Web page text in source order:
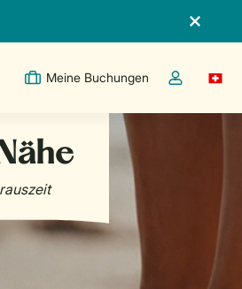
Meine Buchungen
Dropdown-